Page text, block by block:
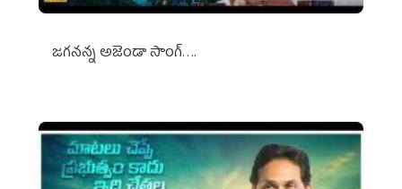
జగనన్న అజెండా సాంగ్….